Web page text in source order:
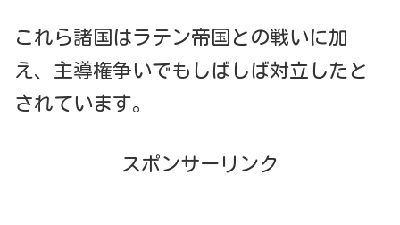
これら諸国はラテン帝国との戦いに加
え、主導権争いでもしばしば対立したと
されています。
スポンサーリンク